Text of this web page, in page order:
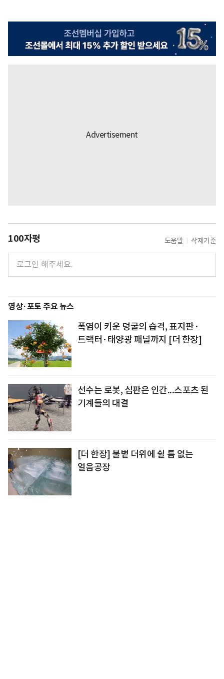
100자평 도움말 삭제기준
영상·포토 주요 뉴스
폭염이 키운 덩굴의 습격, 표지판·
트랙터·태양광 패널까지 [더 한장]
선수는 로봇, 심판은 인간...스포츠 된
기계들의 대결
[더 한장] 불볕 더위에 쉴 틈 없는
얼음공장